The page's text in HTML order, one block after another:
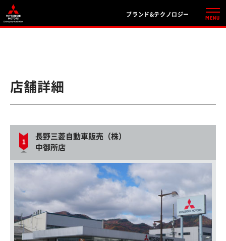
ブランド&テクノロジー
店舗詳細
長野三菱自動車販売（株）
中御所店